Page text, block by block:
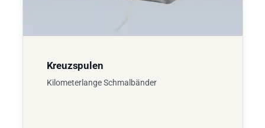
Kreuzspulen
Kilometerlange Schmalbänder